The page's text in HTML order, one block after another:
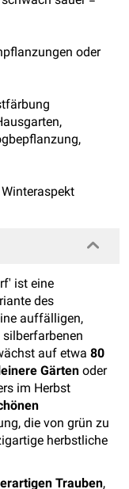
oder
ist eine
des
auffälligen,
auf etwa 80
Gärten oder
im Herbst
die von grün zu
herbstliche
Trauben,